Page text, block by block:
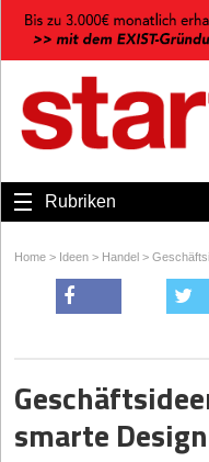
Rubriken
Home > Ideen > Handel >
smarte